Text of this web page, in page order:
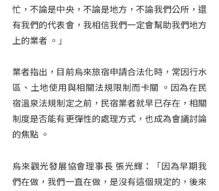
忙，不論是中央，不論是地方，不論我們公所，還
有我們的代表會，我相信我們一定會幫助我們地方
上的業者 。」
業者指出，目前烏來旅宿申請合法化時，常因行水
區、土地使用與相關法規限制而卡關
。因為在民
宿溫泉法規制定之前，民宿業者就早已存在，相關
制度是否能有更彈性的處理方式，也成為會議討論
的焦點 。
烏來觀光發展協會理事長 張光輝：「因為早期我
們在做，我們一直在做，是沒有這個規定的，後來